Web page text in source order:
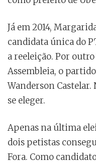
Já em 2014,
candidata única do
a reeleição. Por
Assembleia, o
Wanderson
se eleger.
Apenas na última
dois petistas
Fora. Como